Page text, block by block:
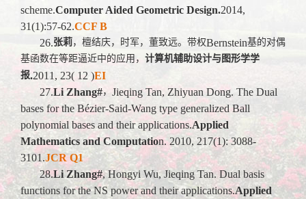
scheme.Computer Aided Geometric Design.2014,
31(1):57-62.CCF B
26.张莉，檀结庆，时军，董致远。带权Bernstein基的对偶
基函数在等距逼近中的应用， 计算机辅助设计与图形学学
报.2011, 23( 12 )EI
27.Li Zhang#， Jieqing Tan, Zhiyuan Dong. The Dual
bases for the Bézier-Said-Wang type generalized Ball
polynomial bases and their applications.Applied
Mathematics and Computation. 2010, 217(1): 3088-
3101.JCR Q1
28.Li Zhang#, Hongyi Wu, Jieqing Tan. Dual basis
functions for the NS power and their applications.Applied